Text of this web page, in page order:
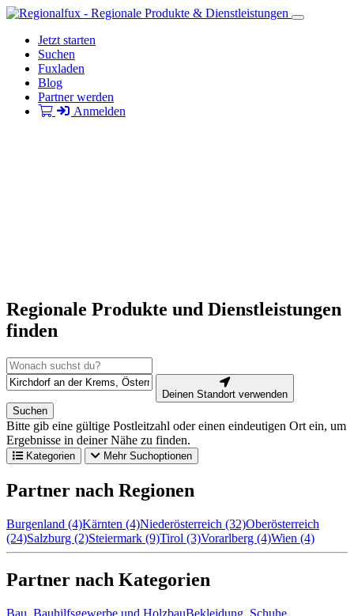
Jetzt starten
Suchen
Fuxladen
Blog
Partner werden
Anmelden
Regionale Produkte und Dienstleistungen
finden
Deinen Standort verwenden
Suchen
Bitte gib eine gültige Postleitzahl oder einen eindeutigen Ort ein, um
Ergebnisse in deiner Nähe zu finden.
Kategorien Mehr Suchoptionen
Partner nach Regionen
Burgenland (4)Kärnten (4)Niederösterreich (32)Oberösterreich
(24)Salzburg (2)Steiermark (9)Tirol (3)Vorarlberg (4)Wien (4)
Partner nach Kategorien
Bau, Bauhilfsgewerbe und HolzbauBekleidung, Schuhe,